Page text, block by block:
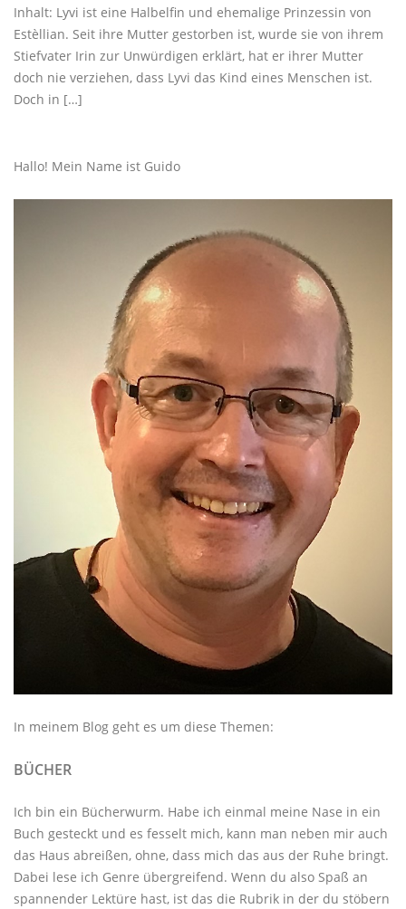
Inhalt: Lyvi ist eine Halbelfin und ehemalige Prinzessin von
Estèllian. Seit ihre Mutter gestorben ist, wurde sie von ihrem
Stiefvater Irin zur Unwürdigen erklärt, hat er ihrer Mutter
doch nie verziehen, dass Lyvi das Kind eines Menschen ist.
Doch in […]
Hallo! Mein Name ist Guido
In meinem Blog geht es um diese Themen:
BÜCHER
Ich bin ein Bücherwurm. Habe ich einmal meine Nase in ein
Buch gesteckt und es fesselt mich, kann man neben mir auch
das Haus abreißen, ohne, dass mich das aus der Ruhe bringt.
Dabei lese ich Genre übergreifend. Wenn du also Spaß an
spannender Lektüre hast, ist das die Rubrik in der du stöbern